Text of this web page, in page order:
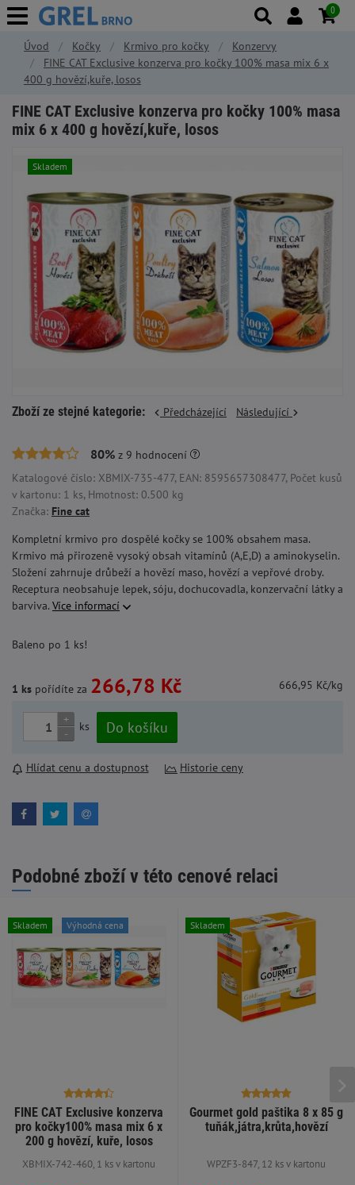
Úvod Kočky Krmivo pro kočky
Konzervy
FINE CAT Exclusive konzerva pro kočky 100% masa mix 6 x
400 g hovězí,kuře, losos
FINE CAT Exclusive konzerva pro kočky 100% masa
mix 6 x 400 g hovězí,kuře, losos
Skladem
Zboží ze stejné kategorie: Předcházející Následující
80% z 9 hodnocení
Katalogové číslo: XBMIX-735-477, EAN: 8595657308477, Počet kusů
v kartonu: 1 ks, Hmotnost: 0.500 kg
Značka: Fine cat
Kompletní krmivo pro dospělé kočky se 100% obsahem masa.
Krmivo má přirozeně vysoký obsah vitamínů (A,E,D) a aminokyselin.
Složení zahrnuje drůbeží a hovězí maso, hovězí a vepřové droby.
Receptura neobsahuje lepek, sóju, dochucovadla, konzervační látky a
barviva. Více informací
Baleno po 1 ks!
1 ks pořídíte za 266,78 Kč 666,95 Kč/kg
+
-
ks Do košíku
Hlídat cenu a dostupnost Historie ceny
Podobné zboží v této cenové relaci
FINE CAT Exclusive konzerva
pro kočky100% masa mix 6 x
200 g hovězí, kuře, losos
XBMIX-742-460, 1 ks v kartonu
Skladem Výhodná cena
Gourmet gold paštika 8 x 85 g
tuňák,játra,krůta,hovězí
WPZF3-847, 12 ks v kartonu
Skladem
0